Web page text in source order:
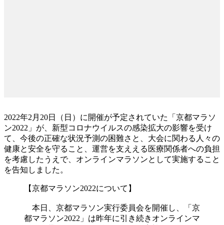
2022年2月20日（日）に開催が予定されていた「京都マラソ
ン2022」が、新型コロナウイルスの感染拡大の影響を受け
て、今後の正確な状況予測の困難さと、大会に関わる人々の
健康と安全を守ること、運営を支ええる医療関係者への負担
を考慮したうえで、オンラインマラソンとして実施すること
を告知しました。
【京都マラソン2022について】
本日、京都マラソン実行委員会を開催し、「京
都マラソン2022」は昨年に引き続きオンラインマ